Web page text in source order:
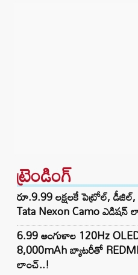
ట్రెండింగ్‌
రూ.9.99 లక్షలకే పెట్రోల్, డీజిల్,
Tata Nexon Camo ఎడిషన్
6.99 అంగుళాల 120Hz
8,000mAh బ్యాటరీతో
లాంచ్..!